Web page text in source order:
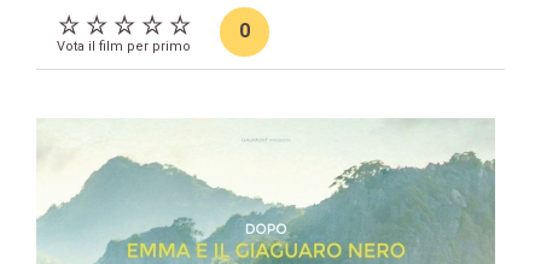
Vota il film per primo
0